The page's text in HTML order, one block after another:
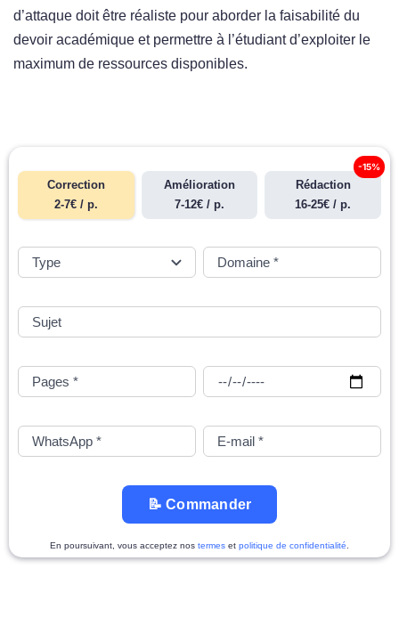
d’attaque doit être réaliste pour aborder la faisabilité du
devoir académique et permettre à l’étudiant d’exploiter le
maximum de ressources disponibles.
Correction
2-7€ / p.
Amélioration
7-12€ / p.
Rédaction
16-25€ / p.
-15%
📝 Commander
En poursuivant, vous acceptez nos termes et politique de confidentialité